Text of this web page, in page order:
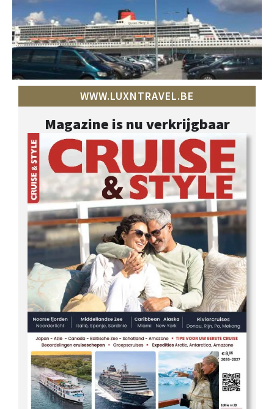
WWW.LUXNTRAVEL.BE
Magazine is nu verkrijgbaar